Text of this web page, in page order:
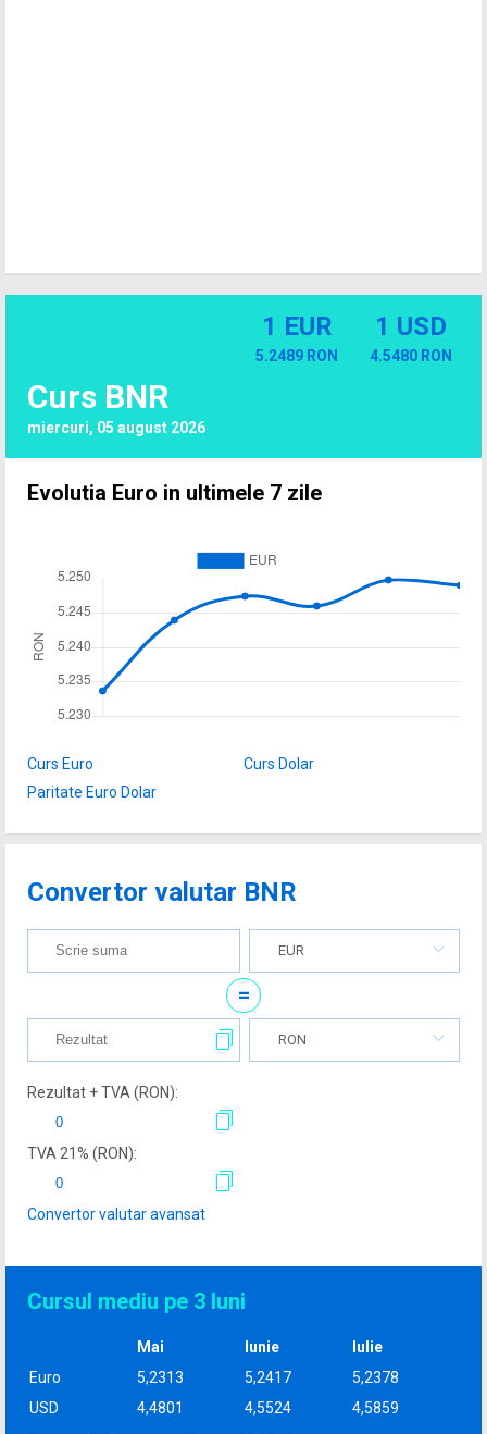
Curs BNR
miercuri, 05 august 2026
1 EUR
5.2489 RON
1 USD
4.5480 RON
Evolutia Euro in ultimele 7 zile
Curs Euro
Curs Dolar
Paritate Euro Dolar
Convertor valutar BNR
EUR
=
RON
Rezultat + TVA (RON):
TVA 21% (RON):
Convertor valutar avansat
Cursul mediu pe 3 luni
Mai Iunie
Iulie
Euro
5,2313 5,2417
5,2378
USD
4,4801 4,5524 4,5859